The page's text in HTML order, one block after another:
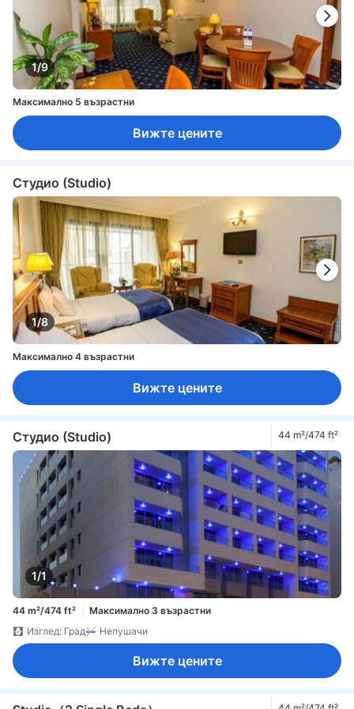
Самостоятелна трапезария
Гардеробна
Комплект за шиене Пералня
Стойка за дрехи
Съоръжения за гладене
Детектор за дим
Достъпно чрез асансьор
Непушачи
Пожарогасител
Сейф в стаята
Функция за защита/сигурност Шкафче с ключ
1/9
Максимално 5 възрастни
Вижте цените
Студио (Studio)
1/8
Максимално 4 възрастни
Вижте цените
Студио (Studio) 44 m²/474 ft²
1/1
44 m²/474 ft²
Максимално 3 възрастни
Изглед: Град
Непушачи
Вижте цените